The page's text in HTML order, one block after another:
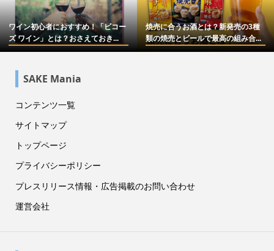
ワイン初心者におすすめ！「ビコー
ズ ワイン」とは？おさえておき...
焼売に合うお酒とは？新発売の3種
類の焼売とビールで最高の組み合...
SAKE Mania
コンテンツ一覧
サイトマップ
トップページ
プライバシーポリシー
プレスリリース情報・広告掲載のお問い合わせ
運営会社